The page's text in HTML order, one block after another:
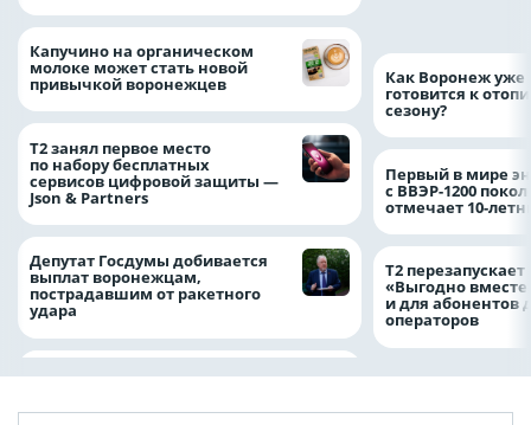
Капучино на органическом
молоке может стать новой
привычкой воронежцев
Т2 занял первое место
по набору бесплатных
сервисов цифровой защиты —
Json & Partners
Депутат Госдумы добивается
выплат воронежцам,
пострадавшим от ракетного
удара
Как Воронеж уже
готовится к
сезону?
Первый в мире
с ВВЭР-1200
отмечает 10-
Т2
«Выгодно
и для абонентов
операторов